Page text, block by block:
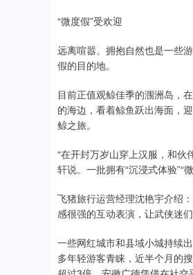
“微度假”受欢迎
远离喧嚣、拥抱自然也是一些
假的目的地。
目前正值观鲸佳季的涠洲岛，
的海边，看着鲸鱼跃出海面，
鲸之旅。
“在开封万岁山穿上汉服，和
轩说。一批拥有“沉浸式体验”“
飞猪旅行运营经理沈艳宇介绍
感很强的互动表演，让武侠迷
一些网红城市和县域小城持续
多年轻游客青睐，近半个月的